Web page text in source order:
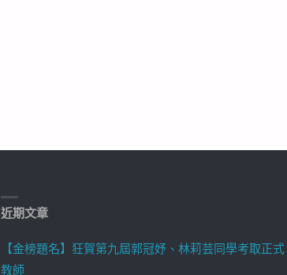
近期文章
【金榜題名】狂賀第九屆郭冠妤、林莉芸同學考取正式
教師